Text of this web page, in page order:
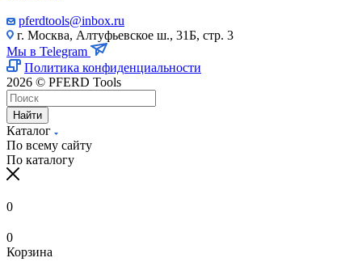
pferdtools@inbox.ru
г. Москва, Алтуфьевское ш., 31Б, стр. 3
Мы в Telegram
Политика конфиденциальности
2026 © PFERD Tools
Найти
Каталог
По всему сайту
По каталогу
0
0
Корзина